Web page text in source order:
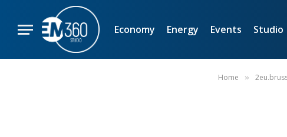
Economy Energy Events Studio
Home »